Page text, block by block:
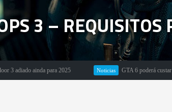
3 – REQUISITOS
ainda para 2025 Noticias GTA 6 poderá custar 100$